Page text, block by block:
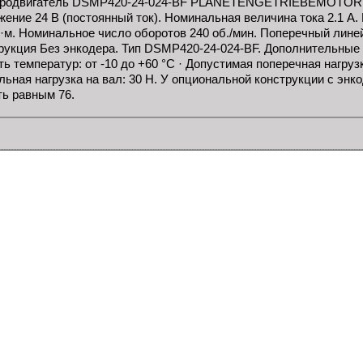
24 В (постоянный ток). Номинальная величина тока 2.1
Номинальное число оборотов 240 об./мин. Поперечный
Без энкодера. Тип DSMP420-24-024-BF.
температур: от -10 до +60 °C · Допустимая поперечная
нагрузка на вал: 30 Н. У опциональной конструкции с
равным 76.